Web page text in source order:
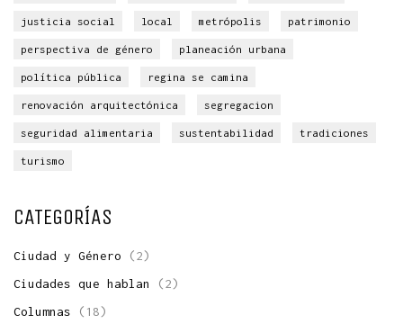
justicia social local metrópolis patrimonio
perspectiva de género planeación urbana
política pública regina se camina
renovación arquitectónica segregacion
seguridad alimentaria sustentabilidad tradiciones
turismo
CATEGORÍAS
Ciudad y Género (2)
Ciudades que hablan
(2)
Columnas (18)